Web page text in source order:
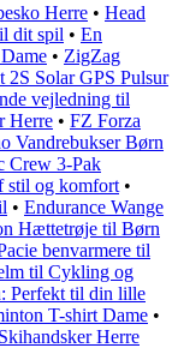
Herre • Head
dit spil • En
• ZigZag
2S Solar GPS Pulsur
vejledning til
Herre • FZ Forza
Vandrebukser Børn
Crew 3-Pak
stil og komfort •
• Endurance Wange
Hættetrøje til Børn
benvarmere til
til Cykling og
Perfekt til din lille
T-shirt Dame •
Herre